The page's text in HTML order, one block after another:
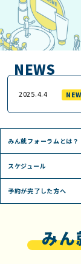
NEWS
2025.4.4 NEW
みん就フォーラムとは？
スケジュール
予約が完了した方へ
み